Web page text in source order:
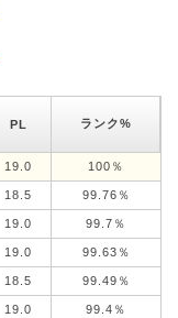
PL
ランク%
19.0 100％
18.5 99.76％
19.0 99.7％
19.0 99.63％
18.5 99.49％
19.0 99.4％